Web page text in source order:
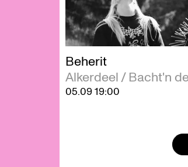
Beherit
Alkerdeel / Bacht'n
05.0919:00